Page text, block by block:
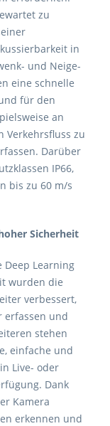
zu
in
und Neige-
eine schnelle
für den
an
Verkehrsfluss zu
Darüber
IP66,
bis zu 60 m/s
Sicherheit
Deep Learning
wurden die
verbessert,
erfassen und
stehen
einfache und
Live- oder
Dank
Kamera
erkennen und